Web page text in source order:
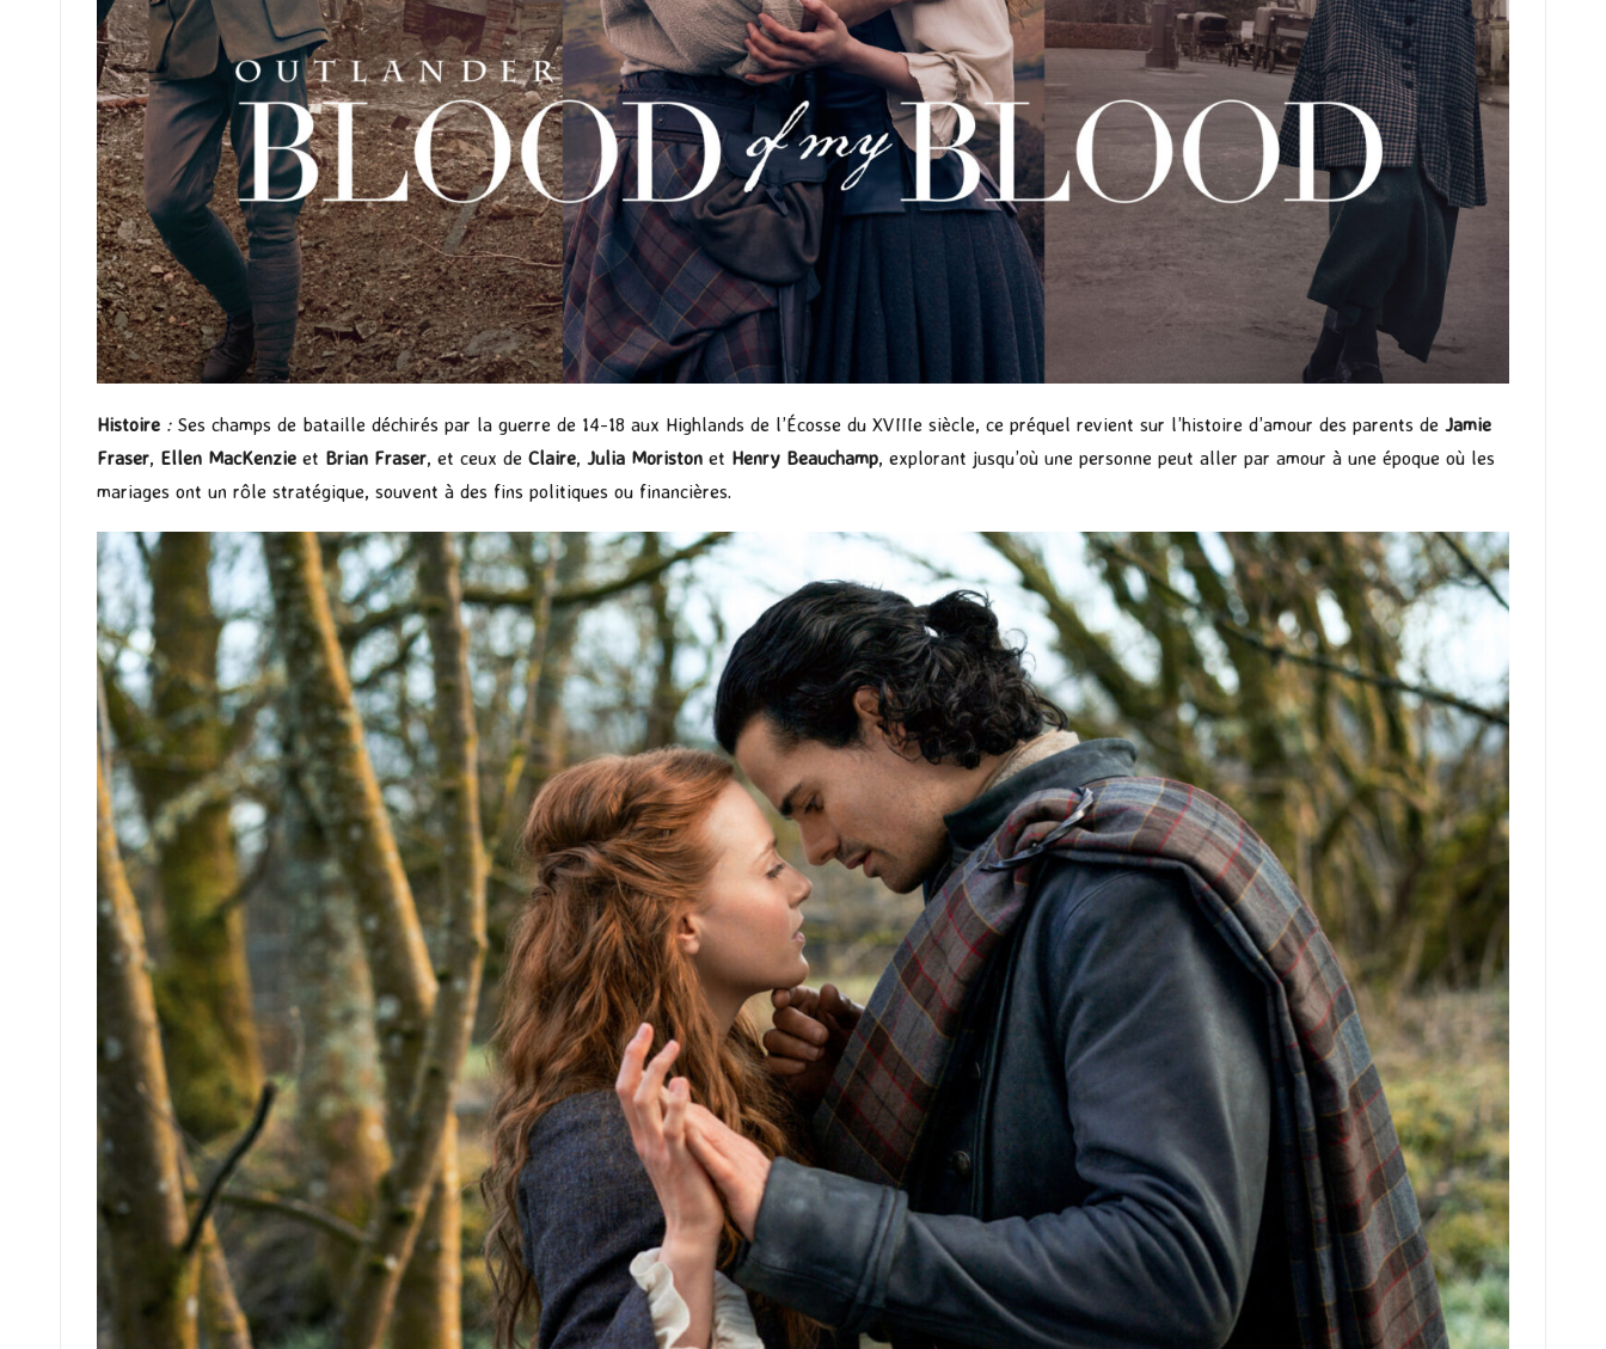
Histoire : Ses champs de bataille déchirés par la guerre de 14-18 aux Highlands de l’Écosse du XVIIIe siècle, ce préquel revient sur l’histoire d’amour des parents de Jamie
Fraser, Ellen MacKenzie et Brian Fraser, et ceux de Claire, Julia Moriston et Henry Beauchamp, explorant jusqu’où une personne peut aller par amour à une époque où les
mariages ont un rôle stratégique, souvent à des fins politiques ou financières.